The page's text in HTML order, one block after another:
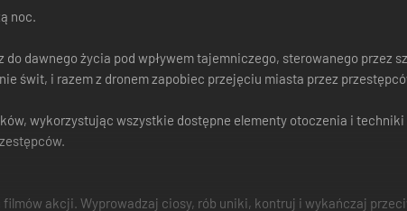
noc.
dawnego życia pod wpływem tajemniczego, sterowanego przez
świt, i razem z dronem zapobiec przejęciu miasta przez
wykorzystując wszystkie dostępne elementy otoczenia i
akcji. Wyprowadzaj ciosy, rób uniki, kontruj i wykańczaj